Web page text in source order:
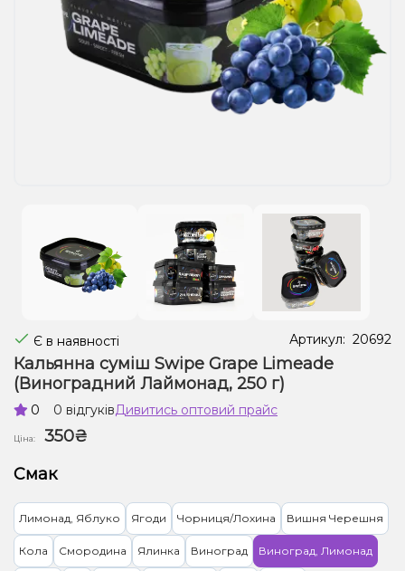
Рідини для електронних сигарет
Подарункові набори
Є в наявності Артикул: 20692
Кальянна суміш Swipe Grape Limeade
(Виноградний Лаймонад, 250 г)
0 0 відгуківДивитись оптовий прайс
Ціна:
350₴
Смак
Лимонад, Яблуко Ягоди Чорниця/Лохина Вишня Черешня
Кола Смородина Ялинка Виноград Виноград, Лимонад